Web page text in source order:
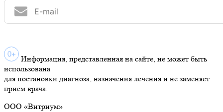
Информация, представленная на сайте, не может быть
использована
для постановки диагноза, назначения лечения и не заменяет
приём врача.
ООО «Витриум»